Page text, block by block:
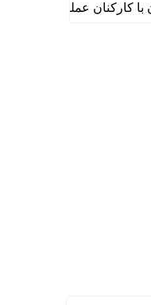
عملیاتی